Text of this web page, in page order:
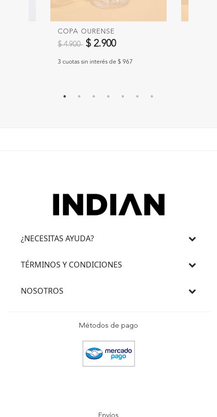
COPA OURENSE
Precio reducido de
$ 4.900 a$ 2.900
3 cuotas sin interés de $ 967
¿NECESITAS AYUDA?
TÉRMINOS Y CONDICIONES
NOSOTROS
Métodos de pago